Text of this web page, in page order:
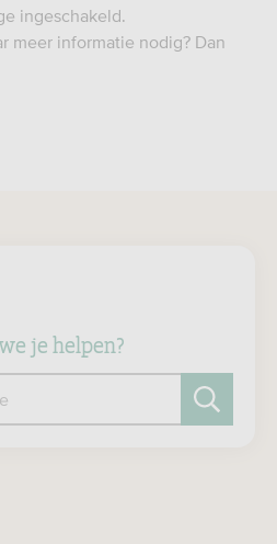
ingeschakeld.
meer informatie nodig? Dan
je helpen?